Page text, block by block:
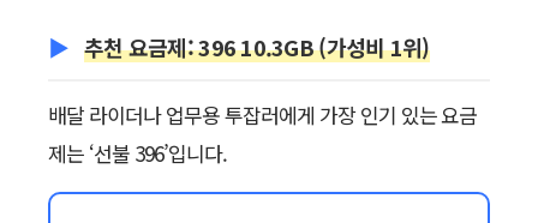
추천 요금제: 396 10.3GB (가성비 1위)
배달 라이더나 업무용 투잡러에게 가장 인기 있는 요금
제는 ‘선불 396’입니다.